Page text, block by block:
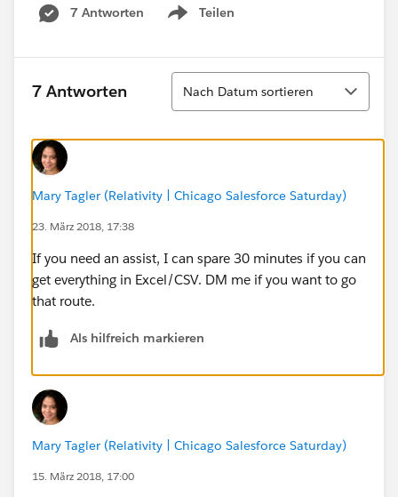
7 Antworten
Teilen
Show menu
7 Antworten
Sortieren
Nach Datum sortieren
Mary Tagler (Relativity | Chicago Salesforce Saturday)
23. März 2018, 17:38
If you need an assist, I can spare 30 minutes if you can
get everything in Excel/CSV. DM me if you want to go
that route.
Als hilfreich markieren
Mary Tagler (Relativity | Chicago Salesforce Saturday)
15. März 2018, 17:00